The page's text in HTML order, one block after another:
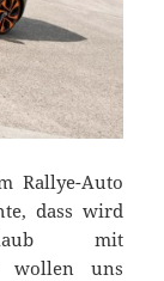
Rallye-Auto
dass wird
mit
wollen uns